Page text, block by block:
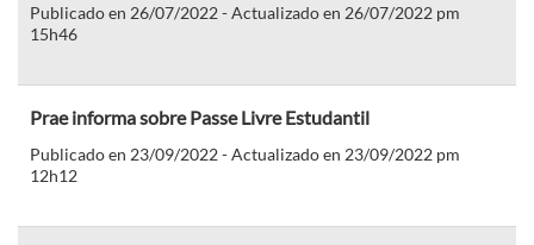
Publicado en 26/07/2022 - Actualizado en 26/07/2022 pm
15h46
Prae informa sobre Passe Livre Estudantil
Publicado en 23/09/2022 - Actualizado en 23/09/2022 pm
12h12